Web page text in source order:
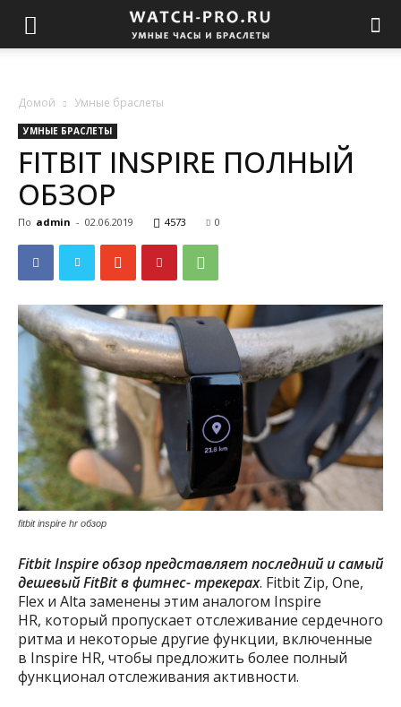
Домой Умные браслеты
УМНЫЕ БРАСЛЕТЫ
FITBIT INSPIRE ПОЛНЫЙ
ОБЗОР
По admin - 02.06.2019 4573 0
fitbit inspire hr обзор
Fitbit Inspire обзорпредставляет последний и самый
дешевый FitBit в фитнес- трекерах. Fitbit Zip, One,
Flex и Alta заменены этим аналогом Inspire
HR, который пропускает отслеживание сердечного
ритма и некоторые другие функции, включенные
в Inspire HR, чтобы предложить более полный
функционал отслеживания активности.